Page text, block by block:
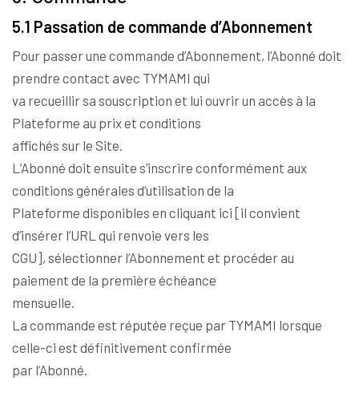
5.1 Passation de commande d’Abonnement
Pour passer une commande d’Abonnement, l’Abonné doit
prendre contact avec TYMAMI qui
va recueillir sa souscription et lui ouvrir un accès à la
Plateforme au prix et conditions
affichés sur le Site.
L’Abonné doit ensuite s’inscrire conformément aux
conditions générales d’utilisation de la
Plateforme disponibles en cliquant ici [il convient
d’insérer l’URL qui renvoie vers les
CGU], sélectionner l’Abonnement et procéder au
paiement de la première échéance
mensuelle.
La commande est réputée reçue par TYMAMI lorsque
celle-ci est définitivement confirmée
par l’Abonné.